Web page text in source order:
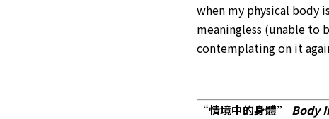
when my physical body
meaningless (unable
contemplating on it
“情境中的身體” Body